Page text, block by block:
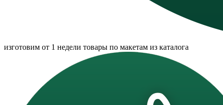
изготовим от 1 недели товары по макетам из каталога